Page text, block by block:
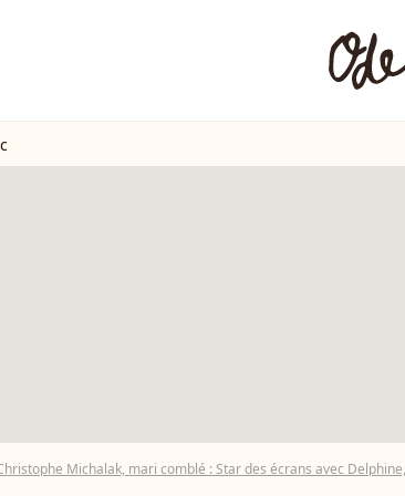
Michalak, mari comblé : Star des écrans avec